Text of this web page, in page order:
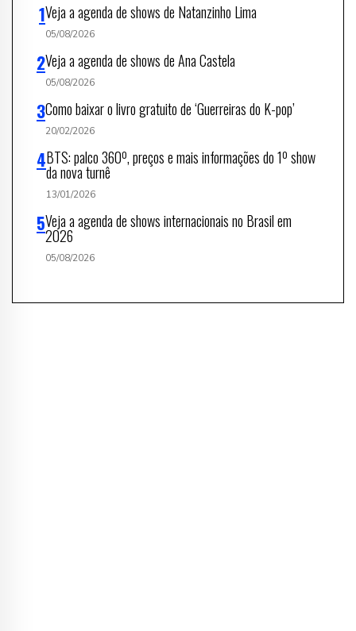
Veja a agenda de shows de Natanzinho Lima
05/08/2026
Veja a agenda de shows de Ana Castela
05/08/2026
Como baixar o livro gratuito de ‘Guerreiras do K-pop’
20/02/2026
BTS: palco 360º, preços e mais informações do 1º show
da nova turnê
13/01/2026
Veja a agenda de shows internacionais no Brasil em
2026
05/08/2026